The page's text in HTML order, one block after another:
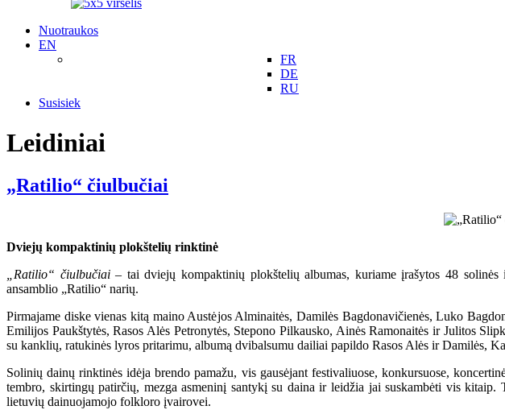
Nuotraukos
EN
FR
DE
RU
Susisiek
Leidiniai
„Ratilio“ čiulbučiai
Dviejų kompaktinių plokštelių rinktinė
„Ratilio“ čiulbučiai– tai dviejų kompaktinių plokštelių albumas, kuriame įrašytos 48
ansamblio „Ratilio“ narių.
Pirmajame diske vienas kitą maino Austėjos Alminaitės, Damilės Bagdonavičienės, Luko
Emilijos Paukštytės, Rasos Alės Petronytės, Stepono Pilkausko, Ainės Ramonaitės ir Julitos
su kanklių, ratukinės lyros pritarimu, albumą dvibalsumu dailiai papildo Rasos Alės ir Damilės,
Solinių dainų rinktinės idėja brendo pamažu, vis gausėjant festivaliuose, konkursuose,
tembro, skirtingų patirčių, mezga asmeninį santykį su daina ir leidžia jai suskambėti vis
lietuvių dainuojamojo folkloro įvairovei.